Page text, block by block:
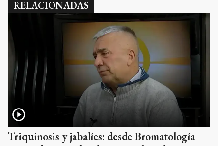
RELACIONADAS
Triquinosis y jabalíes: desde Bromatología